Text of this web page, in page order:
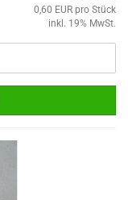
0,60 EUR pro Stück
inkl. 19% MwSt.